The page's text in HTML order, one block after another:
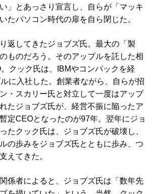
」とあっさり宣言し、自らが「マッキ
たパソコン時代の扉を自ら閉じた。
返してきたジョブズ氏。最大の「製
ものだろう。そのアップルを託した相
クック氏は、IBMやコンパックを経
に入社した。創業者ながら、自らが招
・スカリー氏と対立して一度はアップ
たジョブズ氏が、経営不振に陥ったア
定CEOとなったのが97年。翌年にジョ
たクック氏は、ジョブズ氏が破壊し、
の歩みをジョブズ氏とともに歩み、つ
えてきた。
係者によると、ジョブズ氏は「数年先